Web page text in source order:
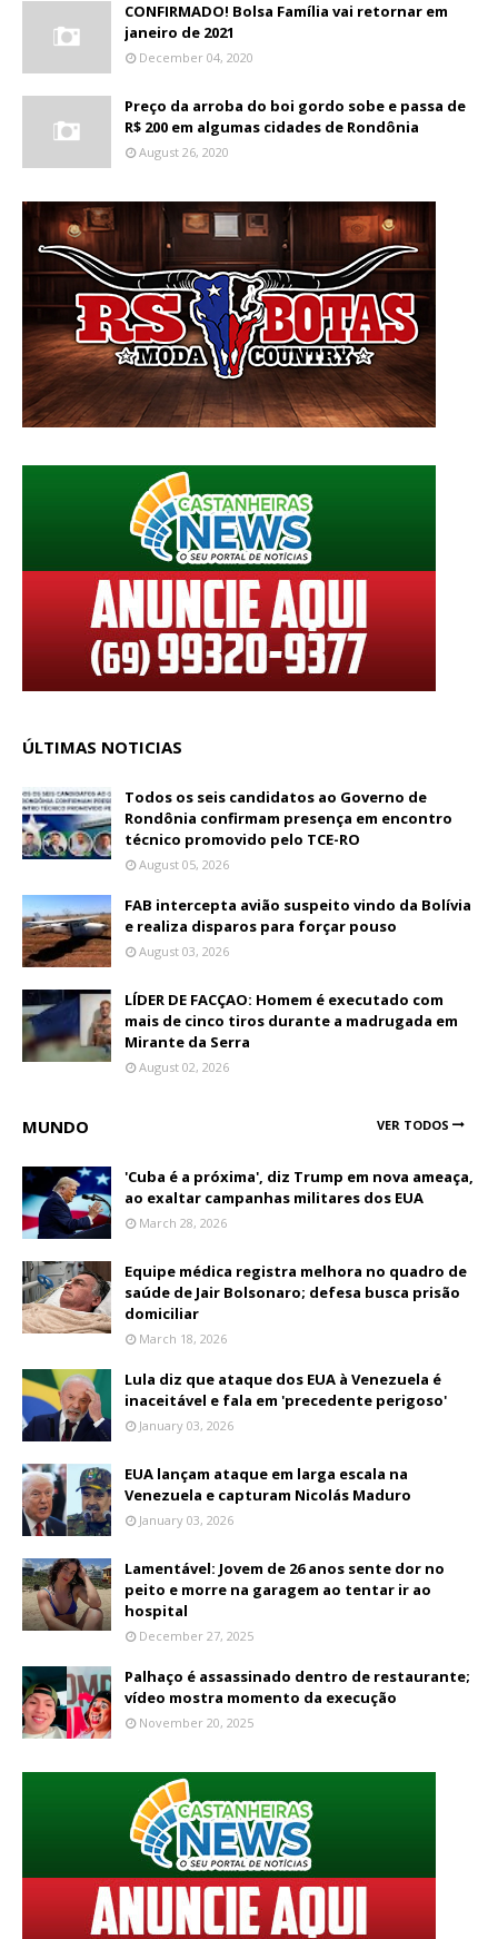
CONFIRMADO! Bolsa Família vai retornar em
janeiro de 2021
December 04, 2020
Preço da arroba do boi gordo sobe e passa de
R$ 200 em algumas cidades de Rondônia
August 26, 2020
ÚLTIMAS NOTICIAS
Todos os seis candidatos ao Governo de
Rondônia confirmam presença em encontro
técnico promovido pelo TCE-RO
August 05, 2026
FAB intercepta avião suspeito vindo da Bolívia
e realiza disparos para forçar pouso
August 03, 2026
LÍDER DE FACÇAO: Homem é executado com
mais de cinco tiros durante a madrugada em
Mirante da Serra
August 02, 2026
MUNDO VER TODOS
'Cuba é a próxima', diz Trump em nova ameaça,
ao exaltar campanhas militares dos EUA
March 28, 2026
Equipe médica registra melhora no quadro de
saúde de Jair Bolsonaro; defesa busca prisão
domiciliar
March 18, 2026
Lula diz que ataque dos EUA à Venezuela é
inaceitável e fala em 'precedente perigoso'
January 03, 2026
EUA lançam ataque em larga escala na
Venezuela e capturam Nicolás Maduro
January 03, 2026
Lamentável: Jovem de 26 anos sente dor no
peito e morre na garagem ao tentar ir ao
hospital
December 27, 2025
Palhaço é assassinado dentro de restaurante;
vídeo mostra momento da execução
November 20, 2025